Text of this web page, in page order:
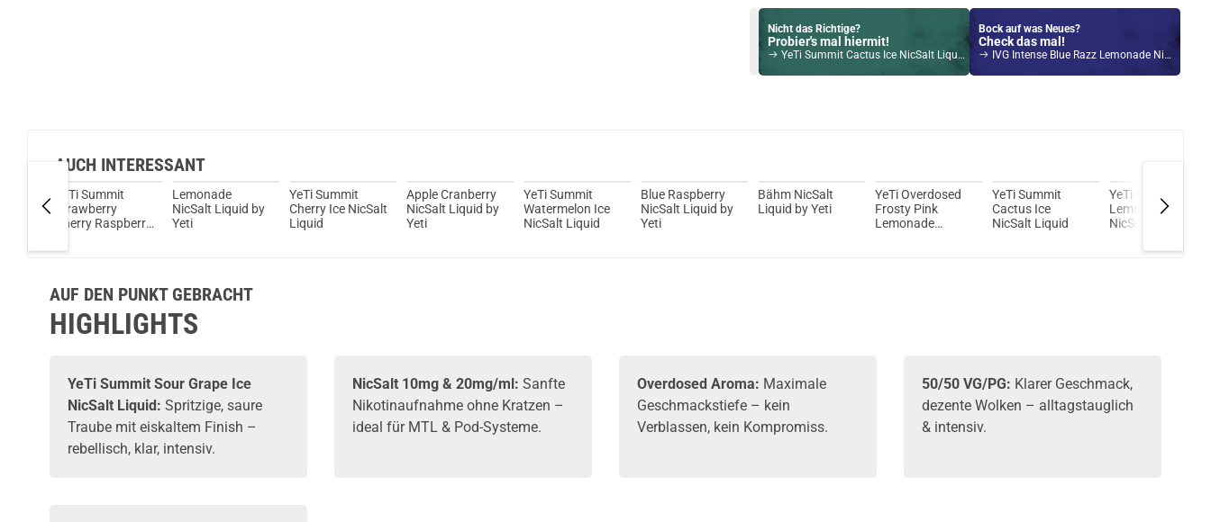
Nicht das Richtige?
Probier's mal hiermit!
YeTi Summit Cactus Ice NicSalt Liquid 10ml / 20mg
Bock auf was Neues?
Check das mal!
IVG Intense Blue Razz Lemonade NicSalt Liquid 10ml / 10mg
AUCH INTERESSANT
YeTi Summit
Strawberry
Cherry Raspberry
Lemonade
NicSalt Liquid by
Yeti
YeTi Summit
Cherry Ice NicSalt
Liquid
Apple Cranberry
NicSalt Liquid by
Yeti
YeTi Summit
Watermelon Ice
NicSalt Liquid
Blue Raspberry
NicSalt Liquid by
Yeti
Bähm NicSalt
Liquid by Yeti
YeTi Overdosed
Frosty Pink
Lemonade
YeTi Summit
Cactus Ice
NicSalt Liquid
YeTi Summit
Lemon Lime Ice
NicSalt Liquid
AUF DEN PUNKT GEBRACHT
HIGHLIGHTS
YeTi Summit Sour Grape Ice
NicSalt Liquid: Spritzige, saure
Traube mit eiskaltem Finish –
rebellisch, klar, intensiv.
NicSalt 10mg & 20mg/ml: Sanfte
Nikotinaufnahme ohne Kratzen –
ideal für MTL & Pod-Systeme.
Overdosed Aroma: Maximale
Geschmackstiefe – kein
Verblassen, kein Kompromiss.
50/50 VG/PG: Klarer Geschmack,
dezente Wolken – alltagstauglich
& intensiv.